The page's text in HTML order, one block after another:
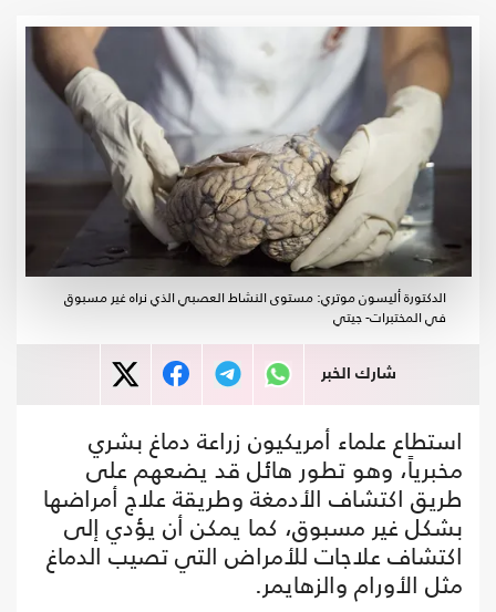
الدكتورة أليسون موتري: مستوى النشاط العصبي الذي نراه غير مسبوق
في المختبرات- جيتي
شارك الخبر
استطاع علماء أمريكيون زراعة دماغ بشري
مخبرياً، وهو تطور هائل قد يضعهم على
طريق اكتشاف الأدمغة وطريقة علاج أمراضها
بشكل غير مسبوق، كما يمكن أن يؤدي إلى
اكتشاف علاجات للأمراض التي تصيب الدماغ
مثل الأورام والزهايمر.